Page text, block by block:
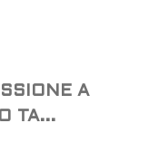
A
TA...